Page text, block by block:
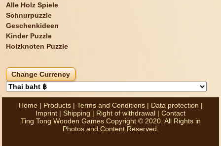
Alle Holz Spiele
Schnurpuzzle
Geschenkideen
Kinder Puzzle
Holzknoten Puzzle
Home| Products| Terms and Conditions| Data protection |
Imprint | Shipping | Right of withdrawal | Contact
Ting Tong Wooden Games Copyright © 2020. All Rights in
Photos and Content Reserved.